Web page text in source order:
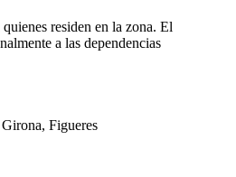
residen en la zona. El
a las dependencias
Figueres